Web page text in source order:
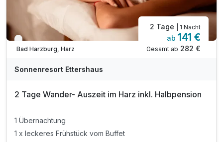
Ausstattung
Nur noch bis Oktober
Bad Harzburg, Harz
2 Tage | 1 Nacht
ab 141 €
Gesamt ab 282 €
Sonnenresort Ettershaus
2 Tage Wander- Auszeit im Harz inkl. Halbpension
1 Übernachtung
1 x leckeres Frühstück vom Buffet